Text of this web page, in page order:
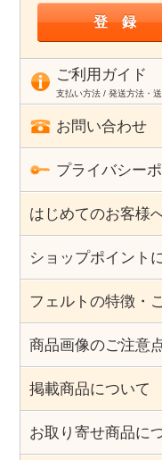
ご利用ガイド
支払い方法 / 発送方法・
お問い合わせ
プライバシー
はじめてのお客様
ショップポイント
フェルトの特徴・
商品画像のご注意
掲載商品について
お取り寄せ商品に